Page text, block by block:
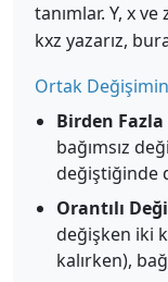
tanımlar. Y, x
kxz yazarız,
Ortak
Birden Fazla
bağımsız
değiştiğinde
Orantılı
değişken iki
kalırken),